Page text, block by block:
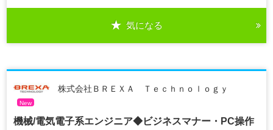
気になる
株式会社ＢＲＥＸＡ Ｔｅｃｈｎｏｌｏｇｙ
New
機械/電気電子系エンジニア◆ビジネスマナー・PC操作